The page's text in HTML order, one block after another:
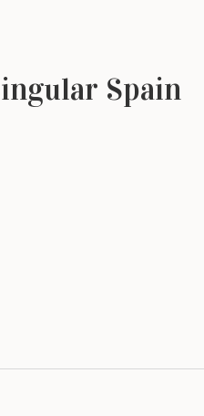
Spain